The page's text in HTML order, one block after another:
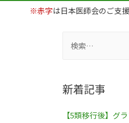
※赤字は日本医師会のご支
新着記事
【5類移行後】グ